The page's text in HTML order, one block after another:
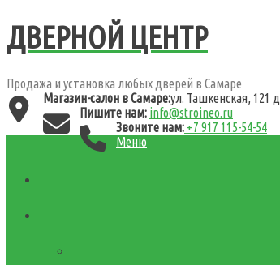
ДВЕРНОЙ ЦЕНТР
Продажа и установка любых дверей в Самаре
Магазин-салон в Самаре:ул. Ташкенская, 121 д
Пишите нам: info@stroineo.ru
Звоните нам: +7 917 115-54-54
Меню